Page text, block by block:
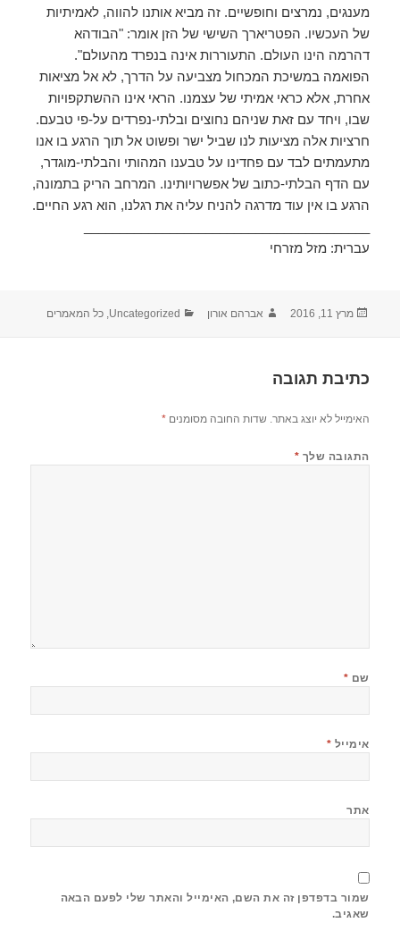
מענגים, נמרצים וחופשיים. זה מביא אותנו להווה, לאמיתיות
של העכשיו. הפטריארך השישי של הזן אומר: "הבודהא
דהרמה הינו העולם. התעוררות אינה בנפרד מהעולם".
הפואמה במשיכת המכחול מצביעה על הדרך, לא אל מציאות
אחרת, אלא כראי אמיתי של עצמנו. הראי אינו ההשתקפויות
שבו, ויחד עם זאת שניהם נחוצים ובלתי-נפרדים על-פי טבעם.
חרציות אלה מציעות לנו שביל ישר ופשוט אל תוך הרגע בו אנו
מתעמתים לבד עם פחדינו על טבענו המהותי והבלתי-מוגדר,
עם הדף הבלתי-כתוב של אפשרויותינו. המרחב הריק בתמונה,
הרגע בו אין עוד מדרגה להניח עליה את רגלנו, הוא רגע החיים.
עברית: מזל מזרחי
פורסם
מרץ 11, 2016 מחבר
אברהם אורון קטגוריות
Uncategorized
,כל המאמרים
כתיבת תגובה
האימייל לא יוצג באתר. שדות החובה מסומנים*
התגובה שלך *
שם *
אימייל *
אתר
שמור בדפדפן זה את השם, האימייל והאתר שלי לפעם הבאה
שאגיב.